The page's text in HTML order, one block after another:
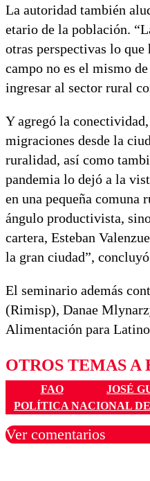
La autoridad también
etario de la población.
otras perspectivas lo
campo no es el mismo
ingresar al sector rural
Y agregó la
migraciones desde la
ruralidad, así como
pandemia lo dejó a la
en una pequeña
ángulo productivista,
cartera, Esteban
la gran ciudad”,
El seminario además
(Rimisp), Danae
Alimentación para
OTROS TEMAS A
FAO JOSÉ
POLÍTICA NACIONAL
Ver comentarios